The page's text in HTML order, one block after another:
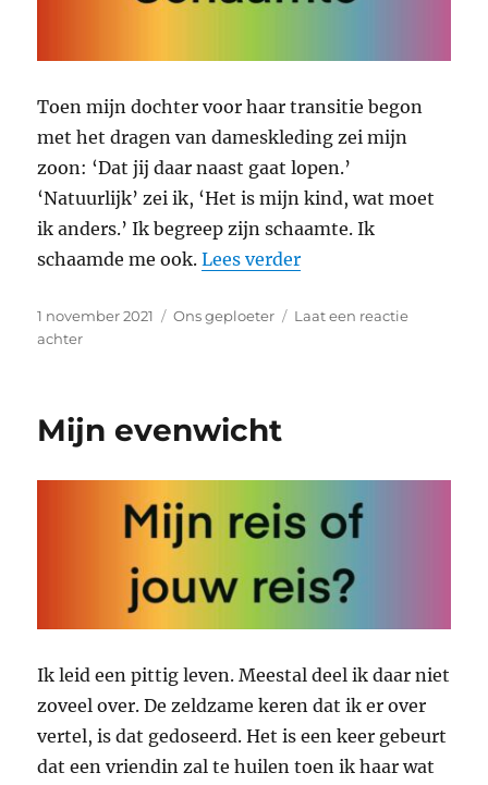
Toen mijn dochter voor haar transitie begon
met het dragen van dameskleding zei mijn
zoon: ‘Dat jij daar naast gaat lopen.’
‘Natuurlijk’ zei ik, ‘Het is mijn kind, wat moet
ik anders.’ Ik begreep zijn schaamte. Ik
schaamde me ook.Lees verder“Plaatsvervangende
Geplaatst
op
1 november 2021 Categorieën
Ons geploeter
Laat een reactie
achterop
Mijn evenwicht
Ik leid een pittig leven. Meestal deel ik daar niet
zoveel over. De zeldzame keren dat ik er over
vertel, is dat gedoseerd. Het is een keer gebeurt
dat een vriendin zal te huilen toen ik haar wat